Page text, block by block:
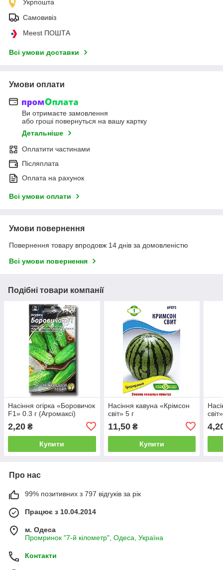
Укрпошта
Самовивіз
Meest ПОШТА
Всі умови доставки
Умови оплати
Ви отримаєте замовлення
або гроші повернуться на вашу картку
Детальніше
Оплатити частинами
Післяплата
Оплата на рахунок
Всі умови оплати
Умови повернення
Повернення товару впродовж 14 днів за домовленістю
Всі умови повернення
Подібні товари компанії
Насіння огірка «Боровичок
F1» 0.3 г (Агромаксі)
2,20 ₴
Купити
Насіння кавуна «Крімсон
світ» 5 г
11,50₴
Купити
Про нас
99% позитивних з 797 відгуків за рік
Працює з 10.04.2014
м. Одеса
Промринок "7-й кілометр", Одеса, Україна
Контакти